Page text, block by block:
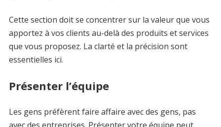
Cette section doit se concentrer sur la valeur que vous
apportez à vos clients au-delà des produits et services
que vous proposez. La clarté et la précision sont
essentielles ici.
Présenter l’équipe
Les gens préfèrent faire affaire avec des gens, pas